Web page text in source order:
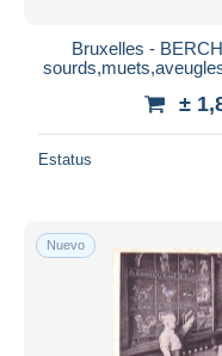
Bruxelles -
±
Estatus
Nuevo